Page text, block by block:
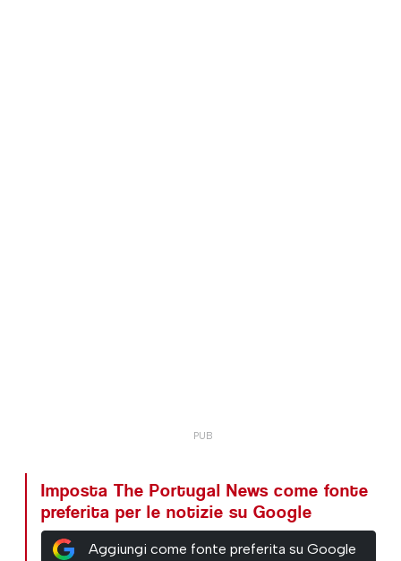
Imposta The Portugal News come fonte
preferita per le notizie su Google
Aggiungi come fonte preferita su Google